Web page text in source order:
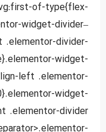
of-type{flex-
widget-divider–
divider-
widget-
left .elementor-
widget-
.elementor-divider